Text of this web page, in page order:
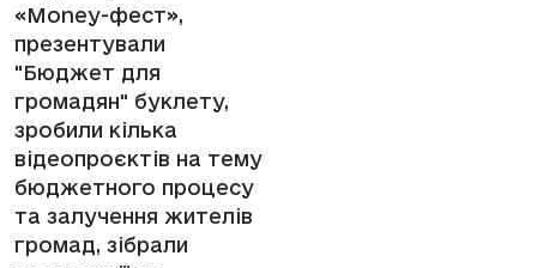
«Money-фест»,
презентували
"Бюджет для
громадян" буклету,
зробили кілька
відеопроєктів на тему
бюджетного процесу
та залучення жителів
громад, зібрали